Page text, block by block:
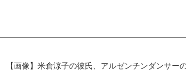
【画像】米倉涼子の彼氏、アルゼンチンダンサー